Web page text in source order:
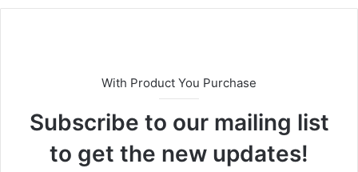
With Product You Purchase
Subscribe to our mailing list
to get the new updates!